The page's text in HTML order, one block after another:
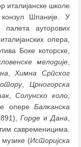
италијанске школе
Шпаније. У
ауторових
опера,
Боке которске,
мелодије,
,Химна Српског
,Црногорска
,Солунско коло,
опереБалканска
Горде иДана,
савременицима.
музике (Историјска